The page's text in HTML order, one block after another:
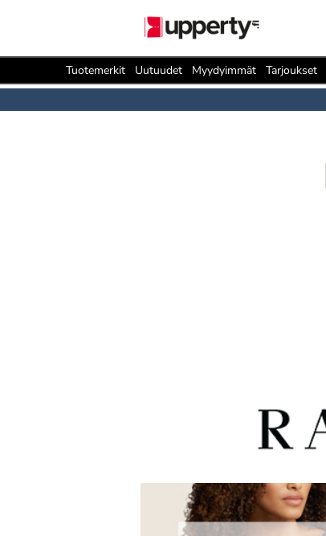
Tuotemerkit Uutuudet Myydyimmät Tarjoukset